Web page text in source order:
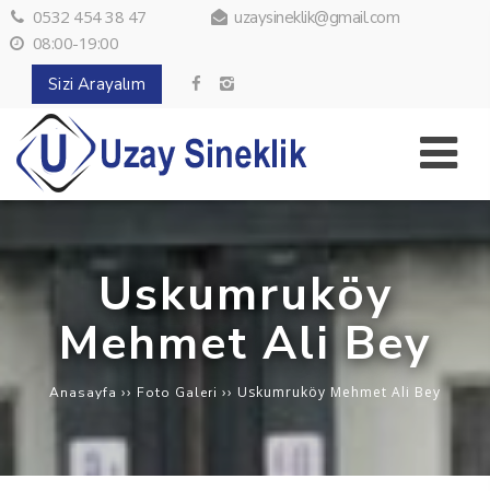
0532 454 38 47
uzaysineklik@gmail.com
08:00-19:00
Sizi Arayalım
Uskumruköy
Mehmet Ali Bey
Anasayfa ›› Foto Galeri ›› Uskumruköy Mehmet Ali Bey